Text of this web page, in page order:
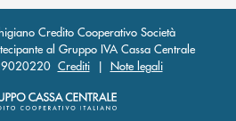
Credito Cooperativo Società
al Gruppo IVA Cassa Centrale
Crediti| Note legali